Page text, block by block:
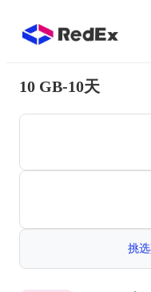
10 GB-10天
挑